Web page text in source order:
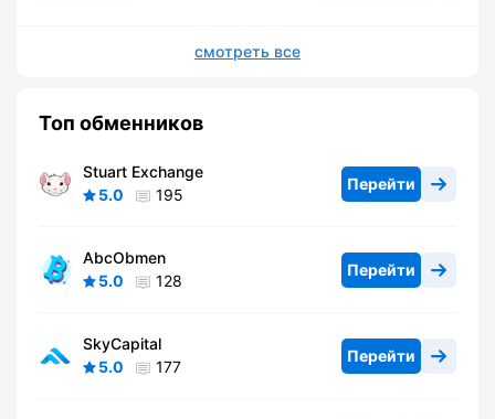
смотреть все
Топ обменников
Stuart Exchange
5.0
195
Перейти
AbcObmen
5.0
128
Перейти
SkyCapital
5.0
177
Перейти